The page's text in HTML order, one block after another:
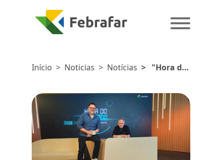
Início > Noticias > Notícias > "Hora do
destaca
transformação
digital no
varejo
farmacêutico